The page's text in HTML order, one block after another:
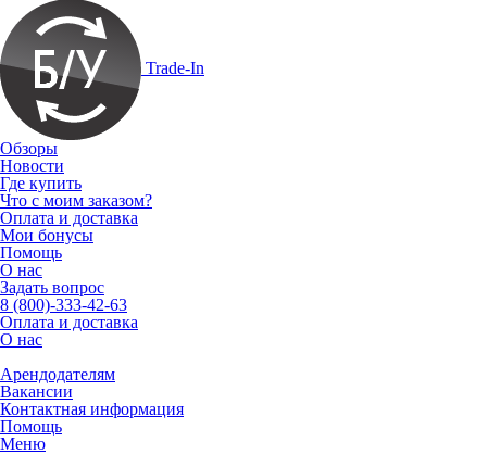
Trade-In
Обзоры
Новости
Где купить
Что с моим заказом?
Оплата и доставка
Мои бонусы
Помощь
О нас
Задать вопрос
8 (800)-333-42-63
Оплата и доставка
О нас
Арендодателям
Вакансии
Контактная информация
Помощь
Меню